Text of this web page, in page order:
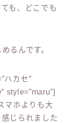
も、どこでも
るんです。
ハカセ”
style=”maru”]
マホよりも大
じられました